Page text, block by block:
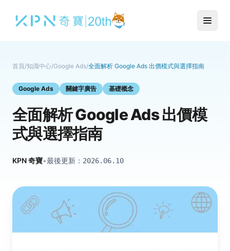
首頁/知識中心/Google Ads/全面解析 Google Ads 出價模式與選擇指南
Google Ads 關鍵字廣告 基礎概念
全面解析 Google Ads 出價模
式與選擇指南
KPN 奇寶•最後更新： 2026.06.10